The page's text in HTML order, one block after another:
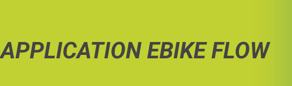
APPLICATION EBIKE FLOW